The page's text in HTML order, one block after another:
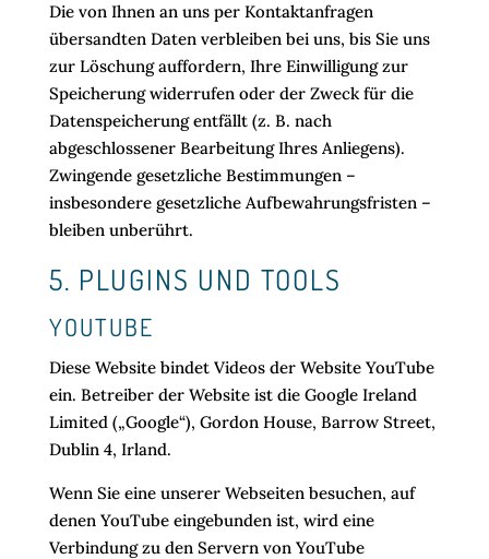
Die von Ihnen an uns per Kontaktanfragen
übersandten Daten verbleiben bei uns, bis Sie uns
zur Löschung auffordern, Ihre Einwilligung zur
Speicherung widerrufen oder der Zweck für die
Datenspeicherung entfällt (z. B. nach
abgeschlossener Bearbeitung Ihres Anliegens).
Zwingende gesetzliche Bestimmungen –
insbesondere gesetzliche Aufbewahrungsfristen –
bleiben unberührt.
5. PLUGINS UND TOOLS
YOUTUBE
Diese Website bindet Videos der Website YouTube
ein. Betreiber der Website ist die Google Ireland
Limited („Google“), Gordon House, Barrow Street,
Dublin 4, Irland.
Wenn Sie eine unserer Webseiten besuchen, auf
denen YouTube eingebunden ist, wird eine
Verbindung zu den Servern von YouTube